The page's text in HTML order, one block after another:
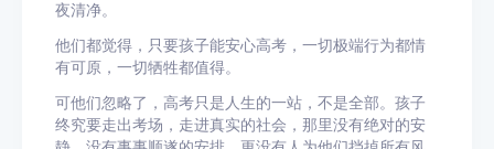
夜清净。
他们都觉得，只要孩子能安心高考，一切极端行为都情
有可原，一切牺牲都值得。
可他们忽略了，高考只是人生的一站，不是全部。孩子
终究要走出考场，走进真实的社会，那里没有绝对的安